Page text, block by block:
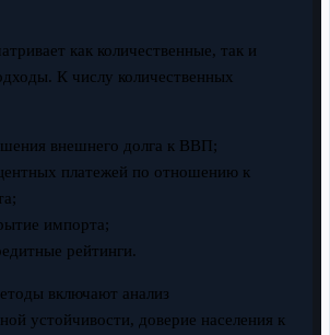
как количественные, так и
К числу количественных
внешнего долга к ВВП;
платежей по отношению к
импорта;
рейтинги.
включают анализ
устойчивости, доверие населения к